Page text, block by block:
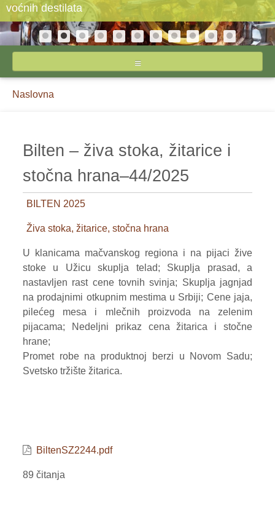
voćnih destilata
NASLOVNA
INPUTI
JAJA I ŽIVINSKO MESO
ŽITARICE
ŽIVA STOKA
BILTENI
REPORTERI
Breadcrumbs
You
Naslovna
Bilten – živa stoka, žitarice i
stočna hrana–44/2025
BILTEN 2025
Živa stoka, žitarice, stočna hrana
U klanicama mačvanskog regiona i na pijaci žive
stoke u Užicu skuplja telad; Skuplja prasad, a
nastavljen rast cene tovnih svinja; Skuplja jagnjad
na prodajnimi otkupnim mestima u Srbiji; Cene jaja,
pilećeg mesa i mlečnih proizvoda na zelenim
pijacama; Nedeljni prikaz cena žitarica i stočne
hrane;
Promet robe na produktnoj berzi u Novom Sadu;
Svetsko tržište žitarica.
BiltenSZ2244.pdf
89 čitanja